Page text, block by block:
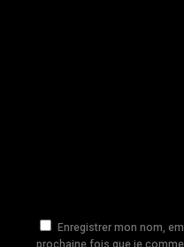
Enregistrer mon nom,